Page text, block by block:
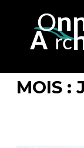
content
ONNO
MOIS :